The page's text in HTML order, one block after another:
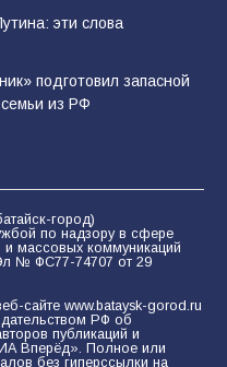
эти слова
подготовил запасной
из РФ
город)
по надзору в сфере
массовых коммуникаций
№ ФС77-74707 от 29
сайте www.bataysk-gorod.ru
РФ об
публикаций и
Вперёд». Полное или
без гиперссылки на